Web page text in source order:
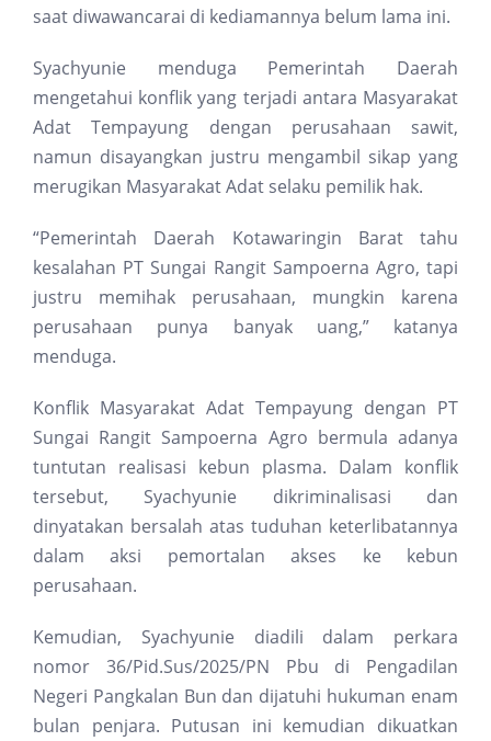
saat diwawancarai di kediamannya belum lama ini.
Syachyunie menduga Pemerintah Daerah
mengetahui konflik yang terjadi antara Masyarakat
Adat Tempayung dengan perusahaan sawit,
namun disayangkan justru mengambil sikap yang
merugikan Masyarakat Adat selaku pemilik hak.
“Pemerintah Daerah Kotawaringin Barat tahu
kesalahan PT Sungai Rangit Sampoerna Agro, tapi
justru memihak perusahaan, mungkin karena
perusahaan punya banyak uang,” katanya
menduga.
Konflik Masyarakat Adat Tempayung dengan PT
Sungai Rangit Sampoerna Agro bermula adanya
tuntutan realisasi kebun plasma. Dalam konflik
tersebut, Syachyunie dikriminalisasi dan
dinyatakan bersalah atas tuduhan keterlibatannya
dalam aksi pemortalan akses ke kebun
perusahaan.
Kemudian, Syachyunie diadili dalam perkara
nomor 36/Pid.Sus/2025/PN Pbu di Pengadilan
Negeri Pangkalan Bun dan dijatuhi hukuman enam
bulan penjara. Putusan ini kemudian dikuatkan